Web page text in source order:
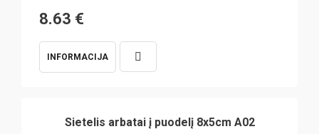
8.63 €
INFORMACIJA
Sietelis arbatai į puodelį 8x5cm A02